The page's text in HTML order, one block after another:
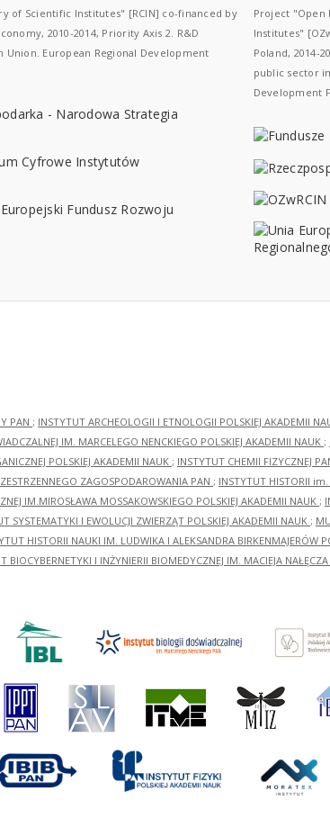
of Scientific Institutes" [RCIN] co-financed by
2010-2014, Priority Axis 2. R&D
Union. European Regional Development
Project "Open
Institutes"
Poland, 2014-
public sector
Development
PAN ; INSTYTUT ARCHEOLOGII I ETNOLOGII POLSKIEJ AKADEMII
IM. MARCELEGO NENCKIEGO POLSKIEJ AKADEMII NAUK ;
POLSKIEJ AKADEMII NAUK ; INSTYTUT CHEMII FIZYCZNEJ
ZAGOSPODAROWANIA PAN ; INSTYTUT HISTORII im.
IM.MIROSŁAWA MOSSAKOWSKIEGO POLSKIEJ AKADEMII NAUK ;
SYSTEMATYKI I EWOLUCJI ZWIERZĄT POLSKIEJ AKADEMII NAUK ;
HISTORII NAUKI IM. LUDWIKA I ALEKSANDRA BIRKENMAJERÓW
BIOCYBERNETYKI I INŻYNIERII BIOMEDYCZNEJ IM. MACIEJA